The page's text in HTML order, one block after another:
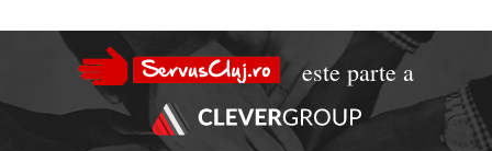
este parte a